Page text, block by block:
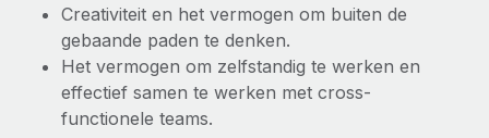
Creativiteit en het vermogen om buiten de
gebaande paden te denken.
Het vermogen om zelfstandig te werken en
effectief samen te werken met cross-
functionele teams.